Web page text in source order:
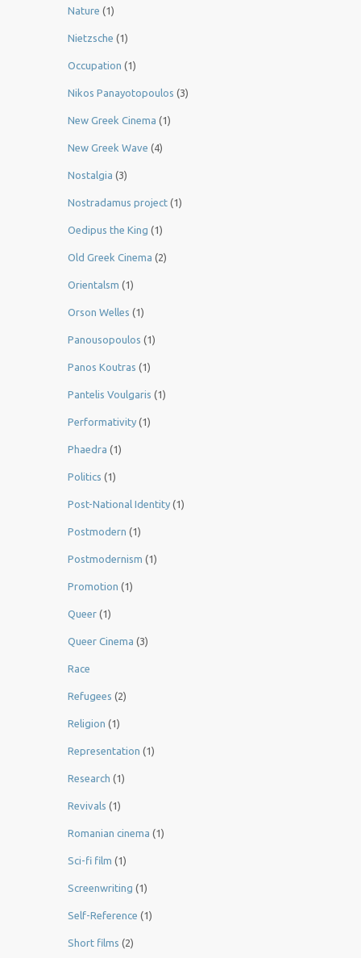
Nature (1)
Nietzsche (1)
Occupation (1)
Nikos Panayotopoulos (3)
New Greek Cinema (1)
New Greek Wave (4)
Nostalgia (3)
Nostradamus project (1)
Oedipus the King (1)
Old Greek Cinema (2)
Orientalsm (1)
Orson Welles (1)
Panousopoulos (1)
Panos Koutras (1)
Pantelis Voulgaris (1)
Performativity (1)
Phaedra (1)
Politics (1)
Post-National Identity (1)
Postmodern (1)
Postmodernism (1)
Promotion (1)
Queer (1)
Queer Cinema (3)
Race
Refugees (2)
Religion (1)
Representation (1)
Research (1)
Revivals (1)
Romanian cinema (1)
Sci-fi film (1)
Screenwriting (1)
Self-Reference (1)
Short films (2)